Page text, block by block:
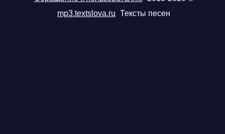
mp3.textslova.ru Тексты песен